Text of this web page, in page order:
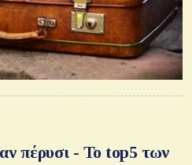
πέρυσι - Το top5 των